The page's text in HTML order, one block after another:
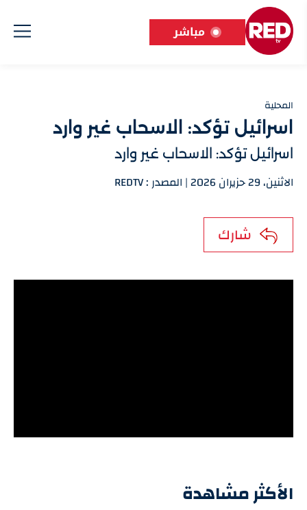
مباشر
المحلية
اسرائيل تؤكد: الاسحاب غير وارد
اسرائيل تؤكد: الاسحاب غير وارد
الاثنين، 29 حزيران 2026 | المصدر : REDTV
شارك
الأكثر مشاهدة